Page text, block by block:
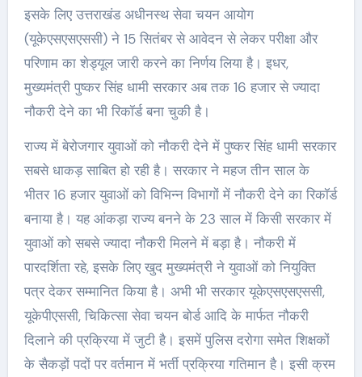
इसके लिए उत्तराखंड अधीनस्थ सेवा चयन आयोग
(यूकेएसएसएससी) ने 15 सितंबर से आवेदन से लेकर परीक्षा और
परिणाम का शेड्यूल जारी करने का निर्णय लिया है। इधर,
मुख्यमंत्री पुष्कर सिंह धामी सरकार अब तक 16 हजार से ज्यादा
नौकरी देने का भी रिकॉर्ड बना चुकी है।
राज्य में बेरोजगार युवाओं को नौकरी देने में पुष्कर सिंह धामी सरकार
सबसे धाकड़ साबित हो रही है। सरकार ने महज तीन साल के
भीतर 16 हजार युवाओं को विभिन्न विभागों में नौकरी देने का रिकॉर्ड
बनाया है। यह आंकड़ा राज्य बनने के 23 साल में किसी सरकार में
युवाओं को सबसे ज्यादा नौकरी मिलने में बड़ा है। नौकरी में
पारदर्शिता रहे, इसके लिए खुद मुख्यमंत्री ने युवाओं को नियुक्ति
पत्र देकर सम्मानित किया है। अभी भी सरकार यूकेएसएसएससी,
यूकेपीएससी, चिकित्सा सेवा चयन बोर्ड आदि के मार्फत नौकरी
दिलाने की प्रक्रिया में जुटी है। इसमें पुलिस दरोगा समेत शिक्षकों
के सैकड़ों पदों पर वर्तमान में भर्ती प्रक्रिया गतिमान है। इसी क्रम